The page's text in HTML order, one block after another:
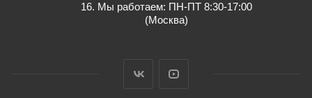
16. Мы работаем: ПН-ПТ 8:30-17:00
(Москва)